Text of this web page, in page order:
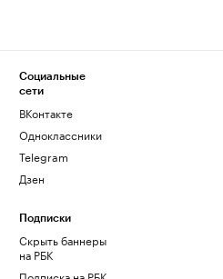
Социальные
сети
ВКонтакте
Одноклассники
Telegram
Дзен
Подписки
Скрыть баннеры
на РБК